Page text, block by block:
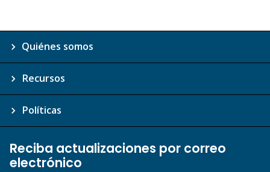
Quiénes somos
Recursos
Políticas
Reciba actualizaciones por correo
electrónico